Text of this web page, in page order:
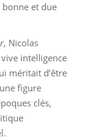
et due
, Nicolas
intelligence
méritait d’être
figure
clés,